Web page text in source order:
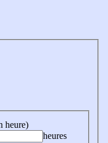
heure)
heures